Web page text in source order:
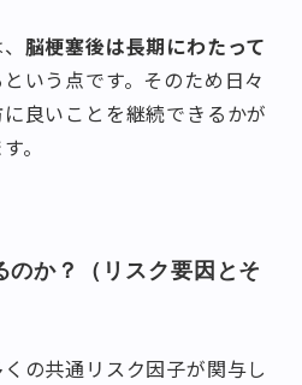
脳梗塞後は長期にわたって
という点です。そのため日々
良いことを継続できるかが
。
のか？（リスク要因とそ
の共通リスク因子が関与し